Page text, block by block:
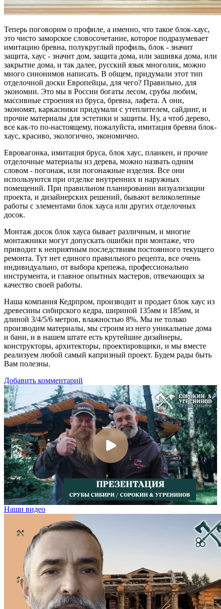
Теперь поговорим о профиле, а именно, что такое блок-хаус,
это чисто заморское словосочетание, которое подразумевает
имитацию бревна, полукруглый профиль, блок - значит
защита, хаус - значит дом, защита дома, или зашивка дома, или
закрытие дома, и так далее, русский язык многолик, можно
много синонимов написать. В общем, придумали этот тип
отделочной доски Европейцы, для чего? Правильно, для
экономии. Это мы в России богаты лесом, срубы любим,
массивные строения из бруса, бревна, лафета. А они,
экономят, каркасники придумали с утеплителем, сайдинг, и
прочие материалы для эстетики и защиты. Ну, а чтоб дерево,
все как-то по-настоящему, пожалуйста, имитация бревна блок-
хаус, красиво, экологично, экономично.
Евровагонка, имитация бруса, блок хаус, планкен, и прочие
отделочные материалы из дерева, можно назвать одним
словом - погонаж, или погонажные изделия. Все они
используются при отделке внутренних и наружных
помещений. При правильном планировании визуализации
проекта, и дизайнерских решений, бывают великолепные
работы с элементами блок хауса или других отделочных
досок.
Монтаж досок блок хауса бывает различным, и многие
монтажники могут допускать ошибки при монтаже, что
приводит к неприятным последствиям постоянного текущего
ремонта. Тут нет единого правильного рецепта, все очень
индивидуально, от выбора крепежа, профессионально
инструмента, и главное опытных мастеров, отвечающих за
качество своей работы.
Наша компания Кедрпром, производит и продает блок хаус из
древесины сибирского кедра, шириной 135мм и 185мм, и
длиной 3/4/5/6 метров, влажностью 8%. Мы не только
производим материалы, мы строим из него уникальные дома
и бани, и в нашем штате есть крутейшие дизайнеры,
конструкторы, архитекторы, проектировщики, и мы вместе
реализуем любой самый капризный проект. Будем рады быть
Вам полезны.
Добавить комментарий
Наши видео